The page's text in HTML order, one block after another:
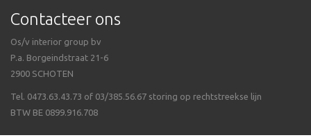
Contacteer ons
Os/v interior group bv
P.a. Borgeindstraat 21-6
2900 SCHOTEN
Tel. 0473.63.43.73 of 03/385.56.67 storing op rechtstreekse lijn
BTW BE 0899.916.708